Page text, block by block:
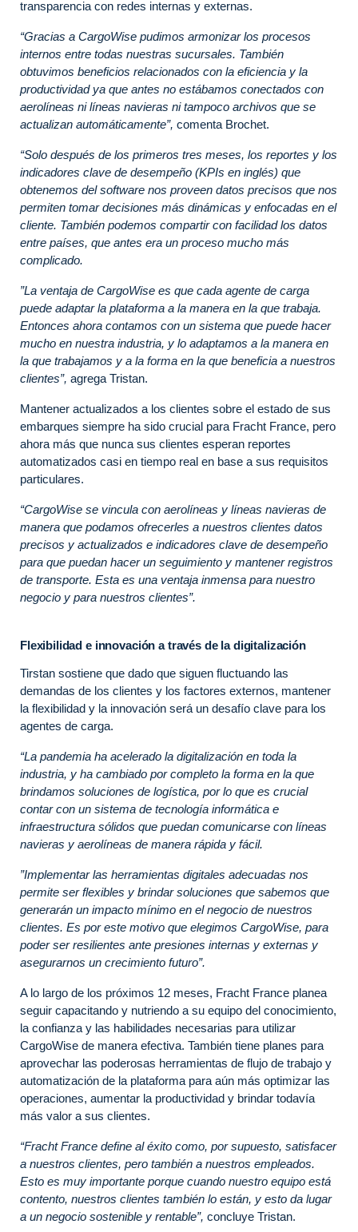
transparencia con redes internas y externas.
“Gracias a CargoWise pudimos armonizar los procesos
internos entre todas nuestras sucursales. También
obtuvimos beneficios relacionados con la eficiencia y la
productividad ya que antes no estábamos conectados con
aerolíneas ni líneas navieras ni tampoco archivos que se
actualizan automáticamente”, comenta Brochet.
“Solo después de los primeros tres meses, los reportes y los
indicadores clave de desempeño (KPIs en inglés) que
obtenemos del software nos proveen datos precisos que nos
permiten tomar decisiones más dinámicas y enfocadas en el
cliente. También podemos compartir con facilidad los datos
entre países, que antes era un proceso mucho más
complicado.
”La ventaja de CargoWise es que cada agente de carga
puede adaptar la plataforma a la manera en la que trabaja.
Entonces ahora contamos con un sistema que puede hacer
mucho en nuestra industria, y lo adaptamos a la manera en
la que trabajamos y a la forma en la que beneficia a nuestros
clientes”, agrega Tristan.
Mantener actualizados a los clientes sobre el estado de sus
embarques siempre ha sido crucial para Fracht France, pero
ahora más que nunca sus clientes esperan reportes
automatizados casi en tiempo real en base a sus requisitos
particulares.
“CargoWise se vincula con aerolíneas y líneas navieras de
manera que podamos ofrecerles a nuestros clientes datos
precisos y actualizados e indicadores clave de desempeño
para que puedan hacer un seguimiento y mantener registros
de transporte. Esta es una ventaja inmensa para nuestro
negocio y para nuestros clientes”.
Flexibilidad e innovación a través de la digitalización
Tirstan sostiene que dado que siguen fluctuando las
demandas de los clientes y los factores externos, mantener
la flexibilidad y la innovación será un desafío clave para los
agentes de carga.
“La pandemia ha acelerado la digitalización en toda la
industria, y ha cambiado por completo la forma en la que
brindamos soluciones de logística, por lo que es crucial
contar con un sistema de tecnología informática e
infraestructura sólidos que puedan comunicarse con líneas
navieras y aerolíneas de manera rápida y fácil.
”Implementar las herramientas digitales adecuadas nos
permite ser flexibles y brindar soluciones que sabemos que
generarán un impacto mínimo en el negocio de nuestros
clientes. Es por este motivo que elegimos CargoWise, para
poder ser resilientes ante presiones internas y externas y
asegurarnos un crecimiento futuro”.
A lo largo de los próximos 12 meses, Fracht France planea
seguir capacitando y nutriendo a su equipo del conocimiento,
la confianza y las habilidades necesarias para utilizar
CargoWise de manera efectiva. También tiene planes para
aprovechar las poderosas herramientas de flujo de trabajo y
automatización de la plataforma para aún más optimizar las
operaciones, aumentar la productividad y brindar todavía
más valor a sus clientes.
“Fracht France define al éxito como, por supuesto, satisfacer
a nuestros clientes, pero también a nuestros empleados.
Esto es muy importante porque cuando nuestro equipo está
contento, nuestros clientes también lo están, y esto da lugar
a un negocio sostenible y rentable”, concluye Tristan.